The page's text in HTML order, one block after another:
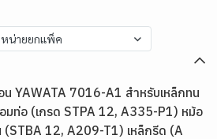
หน่ายยกแพ็ค
น YAWATA 7016-A1 สำหรับเหล็กทน
มท่อ (เกรด STPA 12, A335-P1) หม้อ
(STBA 12, A209-T1) เหล็กรีด (A